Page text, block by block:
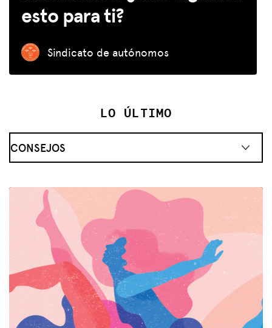
esto para ti?
Sindicato de autónomos
LO ÚLTIMO